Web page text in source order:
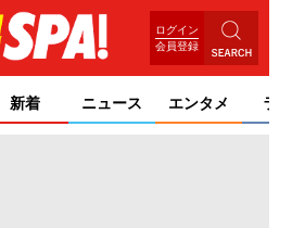
ログイン
会員登録
新着 ニュース エンタメ ライ